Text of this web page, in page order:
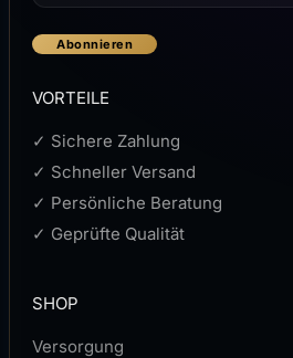
Abonnieren
VORTEILE
✓ Sichere Zahlung
✓ Schneller Versand
✓ Persönliche Beratung
✓ Geprüfte Qualität
SHOP
Versorgung